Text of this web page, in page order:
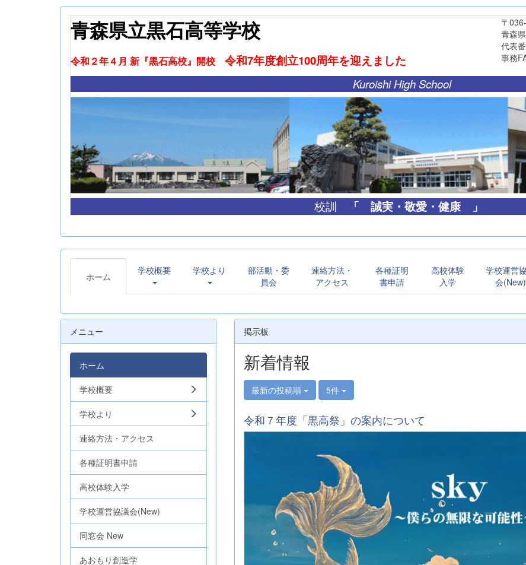
青森県立黒石高等学校
令和２年４月 新『黒石高校』開校 令和7年度創立100周年を迎えました
〒036-
青森県黒石
代表番号
事務FAX
Kuroishi High School
校訓 「 誠実・敬愛・健康 」
ホーム
学校概要 学校より
部活動・委
員会
連絡方法・
アクセス
各種証明
書申請
高校体験
入学
学校運営
会(New)
掲示板
新着情報
最新の投稿順 5件
令和７年度「黒高祭」の案内について
メニュー
ホーム
学校概要
学校より
連絡方法・アクセス
各種証明書申請
高校体験入学
学校運営協議会(New)
同窓会 New
あおもり創造学